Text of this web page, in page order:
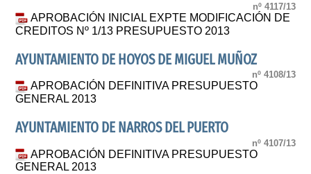
nº 4117/13
APROBACIÓN INICIAL EXPTE MODIFICACIÓN DE
CREDITOS Nº 1/13 PRESUPUESTO 2013
AYUNTAMIENTO DE HOYOS DE MIGUEL MUÑOZ
nº 4108/13
APROBACIÓN DEFINITIVA PRESUPUESTO
GENERAL 2013
AYUNTAMIENTO DE NARROS DEL PUERTO
nº 4107/13
APROBACIÓN DEFINITIVA PRESUPUESTO
GENERAL 2013